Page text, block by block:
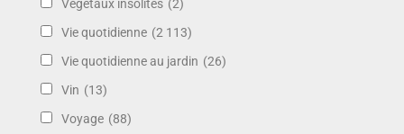
Végétaux insolites (2)
Vie quotidienne (2 113)
Vie quotidienne au jardin (26)
Vin (13)
Voyage (88)